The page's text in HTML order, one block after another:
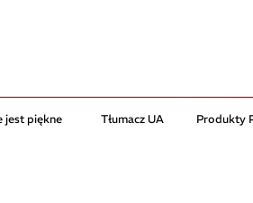
jest piękne Tłumacz UA Produkty